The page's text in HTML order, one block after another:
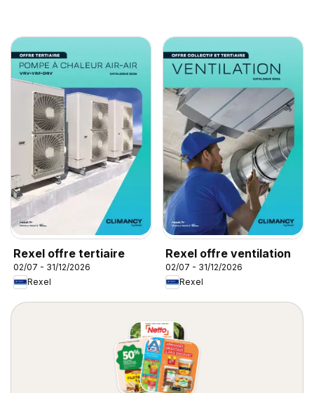
Rexel offre tertiaire
02/07 - 31/12/2026
Rexel
Rexel offre ventilation
02/07 - 31/12/2026
Rexel